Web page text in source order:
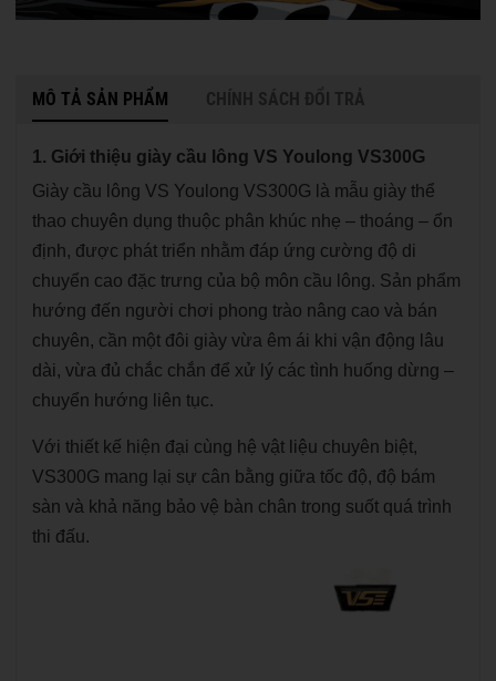
MÔ TẢ SẢN PHẨM CHÍNH SÁCH ĐỔI TRẢ
1. Giới thiệu giày cầu lông VS Youlong VS300G
Giày cầu lông VS Youlong VS300G là mẫu giày thể
thao chuyên dụng thuộc phân khúc nhẹ – thoáng – ổn
định, được phát triển nhằm đáp ứng cường độ di
chuyển cao đặc trưng của bộ môn cầu lông. Sản phẩm
hướng đến người chơi phong trào nâng cao và bán
chuyên, cần một đôi giày vừa êm ái khi vận động lâu
dài, vừa đủ chắc chắn để xử lý các tình huống dừng –
chuyển hướng liên tục.
Với thiết kế hiện đại cùng hệ vật liệu chuyên biệt,
VS300G mang lại sự cân bằng giữa tốc độ, độ bám
sàn và khả năng bảo vệ bàn chân trong suốt quá trình
thi đấu.